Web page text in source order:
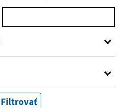
Filtrovať